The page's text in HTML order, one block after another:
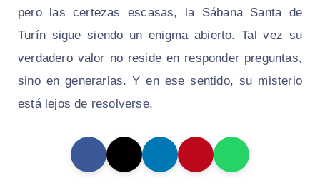
pero las certezas escasas, la Sábana Santa de
Turín sigue siendo un enigma abierto. Tal vez su
verdadero valor no reside en responder preguntas,
sino en generarlas. Y en ese sentido, su misterio
está lejos de resolverse.